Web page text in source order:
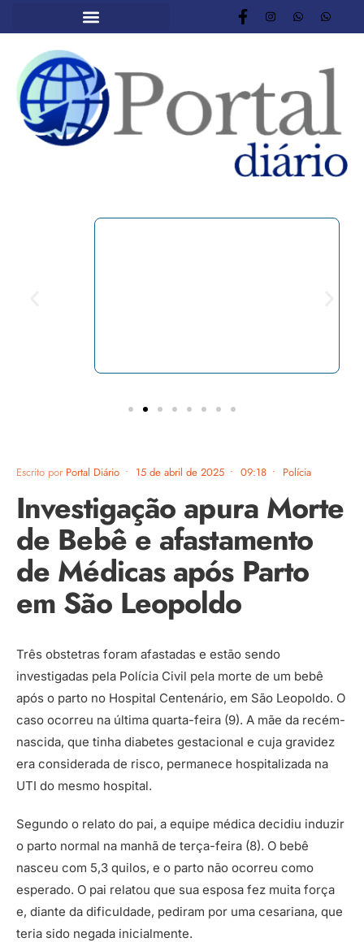
Escrito por Portal Diário • 15 de abril de 2025 • 09:18 • Polícia
Investigação apura Morte
de Bebê e afastamento
de Médicas após Parto
em São Leopoldo
Três obstetras foram afastadas e estão sendo
investigadas pela Polícia Civil pela morte de um bebê
após o parto no Hospital Centenário, em São Leopoldo. O
caso ocorreu na última quarta-feira (9). A mãe da recém-
nascida, que tinha diabetes gestacional e cuja gravidez
era considerada de risco, permanece hospitalizada na
UTI do mesmo hospital.
Segundo o relato do pai, a equipe médica decidiu induzir
o parto normal na manhã de terça-feira (8). O bebê
nasceu com 5,3 quilos, e o parto não ocorreu como
esperado. O pai relatou que sua esposa fez muita força
e, diante da dificuldade, pediram por uma cesariana, que
teria sido negada inicialmente.